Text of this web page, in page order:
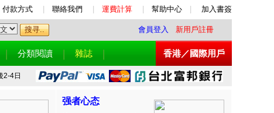
付款方式 聯絡我們 運費計算 幫助中心 加入書簽
會員登入 新用戶註冊
分類閱讀 雜誌 香港／國際用戶
2-4日
强者心态